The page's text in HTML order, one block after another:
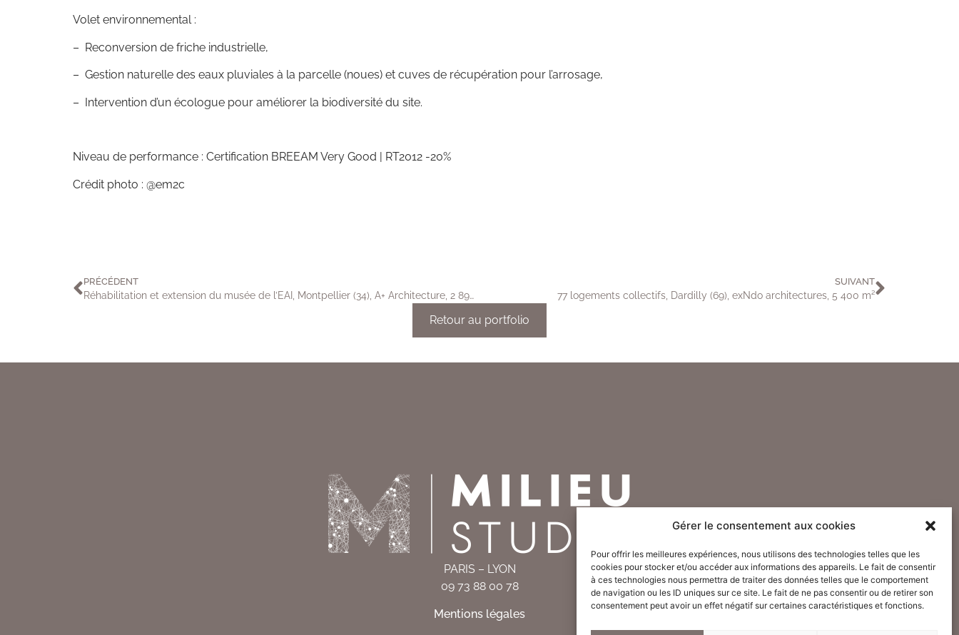
Gérer le consentement aux cookies
Pour offrir les meilleures expériences, nous utilisons des technologies telles que les
cookies pour stocker et/ou accéder aux informations des appareils. Le fait de consentir
à ces technologies nous permettra de traiter des données telles que le comportement
de navigation ou les ID uniques sur ce site. Le fait de ne pas consentir ou de retirer son
consentement peut avoir un effet négatif sur certaines caractéristiques et fonctions.
Volet environnemental :
– Reconversion de friche industrielle,
– Gestion naturelle des eaux pluviales à la parcelle (noues) et cuves de récupération pour l’arrosage,
– Intervention d’un écologue pour améliorer la biodiversité du site.
Niveau de performance : Certification BREEAM Very Good | RT2012 -20%
Crédit photo : @em2c
PRÉCÉDENT
Réhabilitation et extension du musée de l’EAI, Montpellier (34), A+ Architecture, 2 894 m²
SUIVANT
77 logements collectifs, Dardilly (69), exNdo architectures, 5 400 m²
Retour au portfolio
PARIS – LYON
09 73 88 00 78
Mentions légales